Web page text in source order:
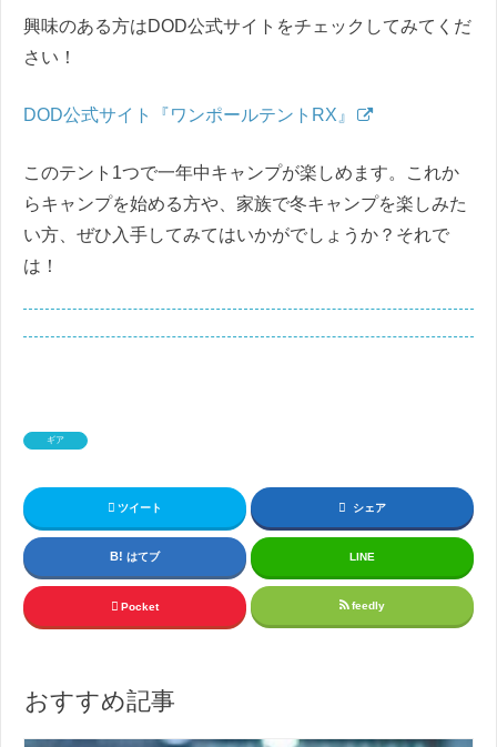
興味のある方はDOD公式サイトをチェックしてみてくだ
さい！
DOD公式サイト『ワンポールテントRX』
このテント1つで一年中キャンプが楽しめます。これか
らキャンプを始める方や、家族で冬キャンプを楽しみた
い方、ぜひ入手してみてはいかがでしょうか？それで
は！
ギア
ツイート シェア
はてブ LINE
Pocket feedly
おすすめ記事